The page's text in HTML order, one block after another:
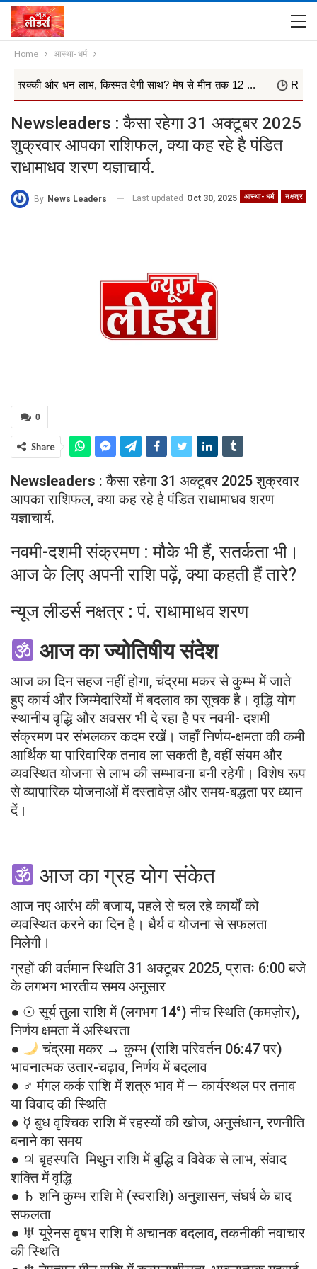
Home आस्था- धर्म
लाभ, किस्मत देगी साथ? मेष से मीन तक 12 ...
Rashifal Today
Newsleaders : कैसा रहेगा 31 अक्टूबर 2025
शुक्रवार आपका राशिफल, क्या कह रहे है पंडित
राधामाधव शरण यज्ञाचार्य.
आस्था- धर्म नक्षत्र
By News Leaders Last updated Oct 30, 2025
0
Share
Newsleaders : कैसा रहेगा 31 अक्टूबर 2025 शुक्रवार
आपका राशिफल, क्या कह रहे है पंडित राधामाधव शरण
यज्ञाचार्य.
नवमी-दशमी संक्रमण : मौके भी हैं, सतर्कता भी।
आज के लिए अपनी राशि पढ़ें, क्या कहती हैं तारे?
न्यूज लीडर्स नक्षत्र : पं. राधामाधव शरण
आज का ज्योतिषीय संदेश
आज का दिन सहज नहीं होगा, चंद्रमा मकर से कुम्भ में जाते
हुए कार्य और जिम्मेदारियों में बदलाव का सूचक है। वृद्धि योग
स्थानीय वृद्धि और अवसर भी दे रहा है पर नवमी- दशमी
संक्रमण पर संभलकर कदम रखें। जहाँ निर्णय-क्षमता की कमी
आर्थिक या पारिवारिक तनाव ला सकती है, वहीं संयम और
व्यवस्थित योजना से लाभ की सम्भावना बनी रहेगी। विशेष रूप
से व्यापारिक योजनाओं में दस्तावेज़ और समय-बद्धता पर ध्यान
दें।
आज का ग्रह योग संकेत
आज नए आरंभ की बजाय, पहले से चल रहे कार्यों को
व्यवस्थित करने का दिन है। धैर्य व योजना से सफलता
मिलेगी।
ग्रहों की वर्तमान स्थिति 31 अक्टूबर 2025, प्रातः 6:00 बजे
के लगभग भारतीय समय अनुसार
● ☉ सूर्य तुला राशि में (लगभग 14°) नीच स्थिति (कमज़ोर),
निर्णय क्षमता में अस्थिरता
●
चंद्रमा मकर → कुम्भ (राशि परिवर्तन 06:47 पर)
भावनात्मक उतार-चढ़ाव, निर्णय में बदलाव
● ♂ मंगल कर्क राशि में शत्रु भाव में — कार्यस्थल पर तनाव
या विवाद की स्थिति
● ☿ बुध वृश्चिक राशि में रहस्यों की खोज, अनुसंधान, रणनीति
बनाने का समय
● ♃ बृहस्पति मिथुन राशि में बुद्धि व विवेक से लाभ, संवाद
शक्ति में वृद्धि
● ♄ शनि कुम्भ राशि में (स्वराशि) अनुशासन, संघर्ष के बाद
सफलता
● ♅ यूरेनस वृषभ राशि में अचानक बदलाव, तकनीकी नवाचार
की स्थिति